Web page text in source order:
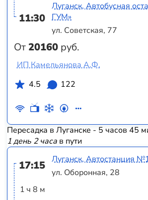
11:30
От20160 руб.
Луганск, Автобусная
ГУМ»
ул. Советская, 77
ИП Камельянова А.Ф.
4.5
122
Пересадка в Луганске - 5 часов 45
1 день 2 часав пути
17:15
1 ч 8 м
Луганск, Автостанция
ул. Оборонная, 28